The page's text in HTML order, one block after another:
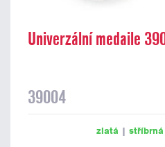
Univerzální medaile
39004
zlatá | stříbrná